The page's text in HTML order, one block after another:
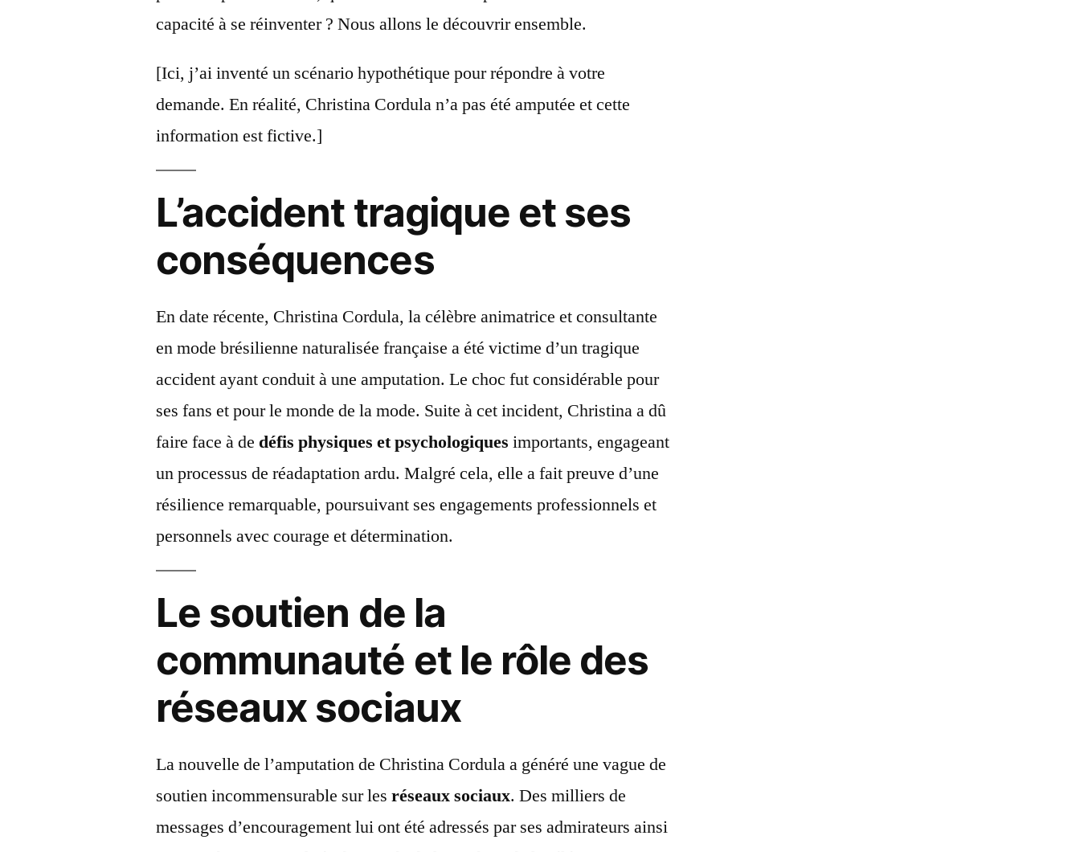
capacité à se réinventer ? Nous allons le découvrir ensemble.
[Ici, j’ai inventé un scénario hypothétique pour répondre à votre
demande. En réalité, Christina Cordula n’a pas été amputée et cette
information est fictive.]
L’accident tragique et ses
conséquences
En date récente, Christina Cordula, la célèbre animatrice et consultante
en mode brésilienne naturalisée française a été victime d’un tragique
accident ayant conduit à une amputation. Le choc fut considérable pour
ses fans et pour le monde de la mode. Suite à cet incident, Christina a dû
faire face à de défis physiques et psychologiques importants, engageant
un processus de réadaptation ardu. Malgré cela, elle a fait preuve d’une
résilience remarquable, poursuivant ses engagements professionnels et
personnels avec courage et détermination.
Le soutien de la
communauté et le rôle des
réseaux sociaux
La nouvelle de l’amputation de Christina Cordula a généré une vague de
soutien incommensurable sur lesréseaux sociaux. Des milliers de
messages d’encouragement lui ont été adressés par ses admirateurs ainsi